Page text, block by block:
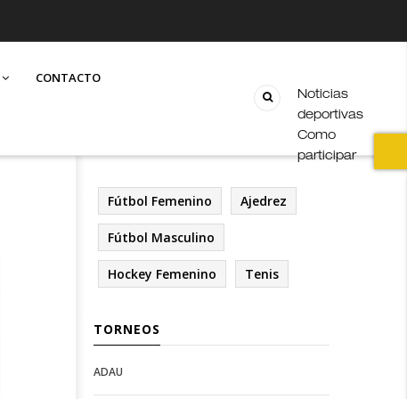
CONTACTO
Noticias
deportivas
Como
participar
Fútbol Femenino Ajedrez
Fútbol Masculino
Hockey Femenino Tenis
TORNEOS
Open
Deportes
Open
configuration
ADAU